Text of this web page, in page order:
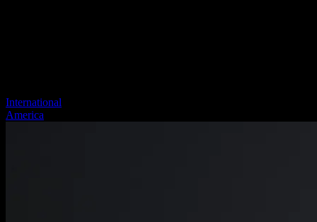
International
America